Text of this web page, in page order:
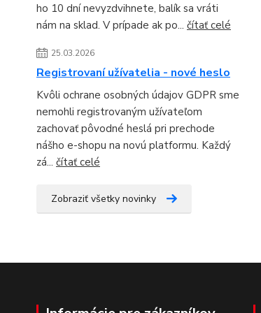
ho 10 dní nevyzdvihnete, balík sa vráti
nám na sklad. V prípade ak po... čítať celé
25.03.2026
Registrovaní užívatelia - nové heslo
Kvôli ochrane osobných údajov GDPR sme
nemohli registrovaným užívateľom
zachovať pôvodné heslá pri prechode
nášho e-shopu na novú platformu. Každý
zá... čítať celé
Zobraziť všetky novinky